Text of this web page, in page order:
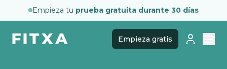
Empieza tu prueba gratuita durante 30 días
Empieza gratis